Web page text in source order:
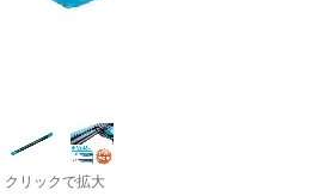
クリックで拡大